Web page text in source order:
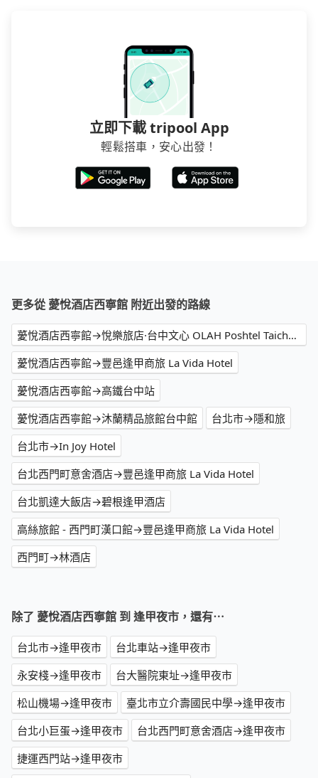
立即下載 tripool App
輕鬆搭車，安心出發！
更多從 薆悅酒店西寧館 附近出發的路線
薆悅酒店西寧館→悅樂旅店·台中文心 OLAH Poshtel Taichung Wenxin
薆悅酒店西寧館→豐邑逢甲商旅 La Vida Hotel
薆悅酒店西寧館→高鐵台中站
薆悅酒店西寧館→沐蘭精品旅館台中館
台北市→隱和旅
台北市→In Joy Hotel
台北西門町意舍酒店→豐邑逢甲商旅 La Vida Hotel
台北凱達大飯店→碧根逢甲酒店
高絲旅館 - 西門町漢口館→豐邑逢甲商旅 La Vida Hotel
西門町→林酒店
除了 薆悅酒店西寧館 到 逢甲夜市，還有⋯
台北市→逢甲夜市
台北車站→逢甲夜市
永安棧→逢甲夜市
台大醫院東址→逢甲夜市
松山機場→逢甲夜市
臺北市立介壽國民中學→逢甲夜市
台北小巨蛋→逢甲夜市
台北西門町意舍酒店→逢甲夜市
捷運西門站→逢甲夜市